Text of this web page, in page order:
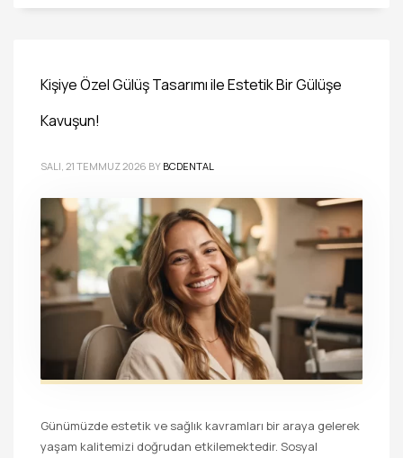
Kişiye Özel Gülüş Tasarımı ile Estetik Bir Gülüşe
Kavuşun!
SALI, 21 TEMMUZ 2026 BY BCDENTAL
Günümüzde estetik ve sağlık kavramları bir araya gelerek
yaşam kalitemizi doğrudan etkilemektedir. Sosyal